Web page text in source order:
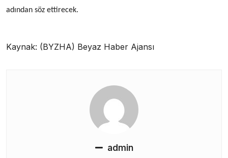
adından söz ettirecek.
Kaynak: (BYZHA) Beyaz Haber Ajansı
admin